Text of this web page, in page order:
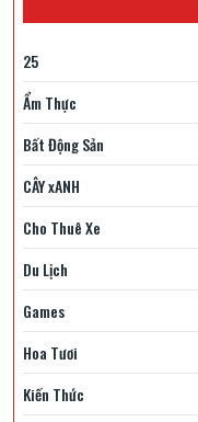
25
Ẩm Thực
Bất Động Sản
CÂY xANH
Cho Thuê Xe
Du Lịch
Games
Hoa Tươi
Kiến Thức